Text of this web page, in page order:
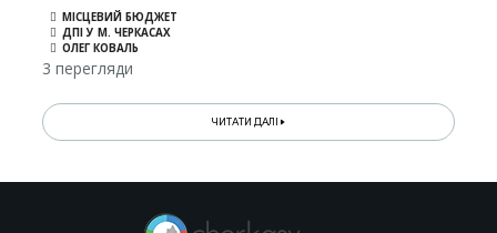
МІСЦЕВИЙ БЮДЖЕТ
ДПІ У М. ЧЕРКАСАХ
ОЛЕГ КОВАЛЬ
3 перегляди
ЧИТАТИ ДАЛІ